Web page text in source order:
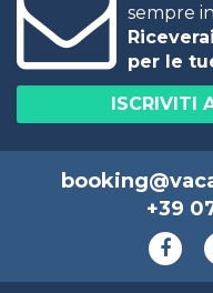
sempre
per le
ISCRIVITI
+39